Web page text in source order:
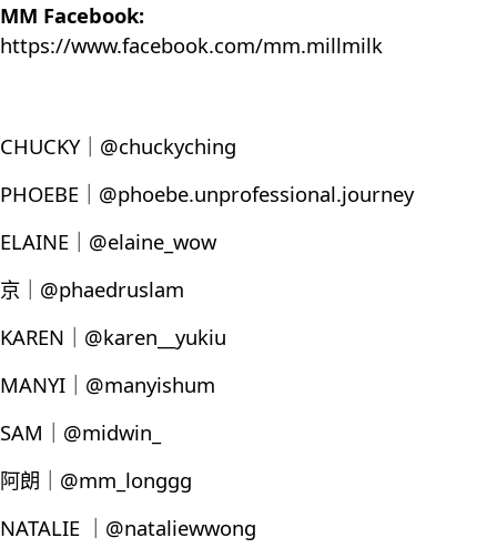
MM Facebook:
https://www.facebook.com/mm.millmilk
CHUCKY｜@chuckyching
PHOEBE｜@phoebe.unprofessional.journey
ELAINE｜@elaine_wow
京｜@phaedruslam
KAREN｜@karen__yukiu
MANYI｜@manyishum
SAM｜@midwin_
阿朗｜@mm_longgg
NATALIE ｜@nataliewwong